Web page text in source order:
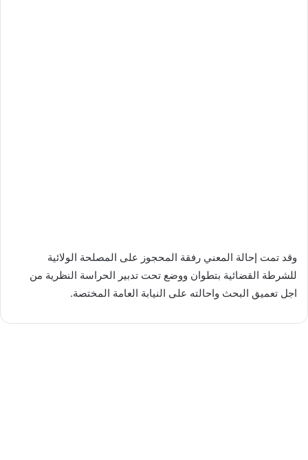
وقد تمت إحالة المعني رفقة المحجوز على المصلحة الولائية
للشرطة القضائية بتطوان ووضع تحت تدبير الحراسة النظرية من
اجل تعميق البحث واحالته على النيابة العامة المختصة.